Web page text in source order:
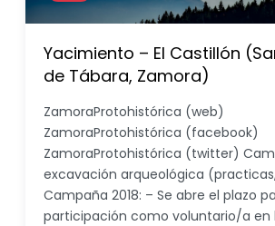
Yacimiento – El Castillón
de Tábara, Zamora)
ZamoraProtohistórica (web)
ZamoraProtohistórica (facebook)
ZamoraProtohistórica (twitter)
excavación arqueológica
Campaña 2018: – Se abre el plazo
participación como voluntario/a en